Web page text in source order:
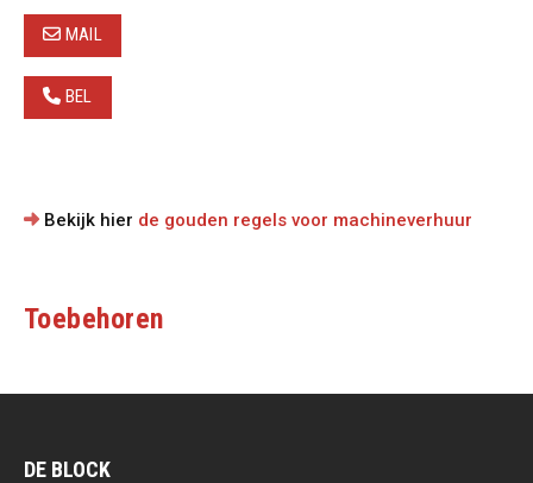
MAIL
BEL
Bekijk hier de gouden regels voor machineverhuur
Toebehoren
DE BLOCK